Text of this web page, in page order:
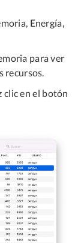
Energía,
para ver
recursos.
clic en el botón